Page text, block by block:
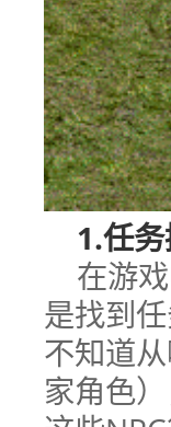
1.任
在游
是找到
不知道
家角色